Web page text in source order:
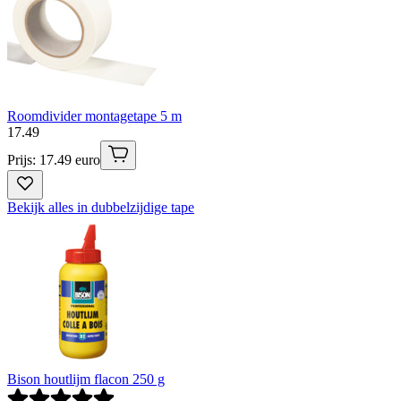
Roomdivider montagetape 5 m
17.49
Prijs: 17.49 euro
Bekijk alles in dubbelzijdige tape
Bison houtlijm flacon 250 g